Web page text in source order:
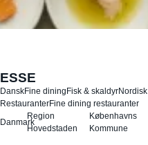
ESSE
DanskFine diningFisk & skaldyrNordisk
RestauranterFine dining restauranter
Danmark
Region
Hovedstaden
Københavns
Kommune